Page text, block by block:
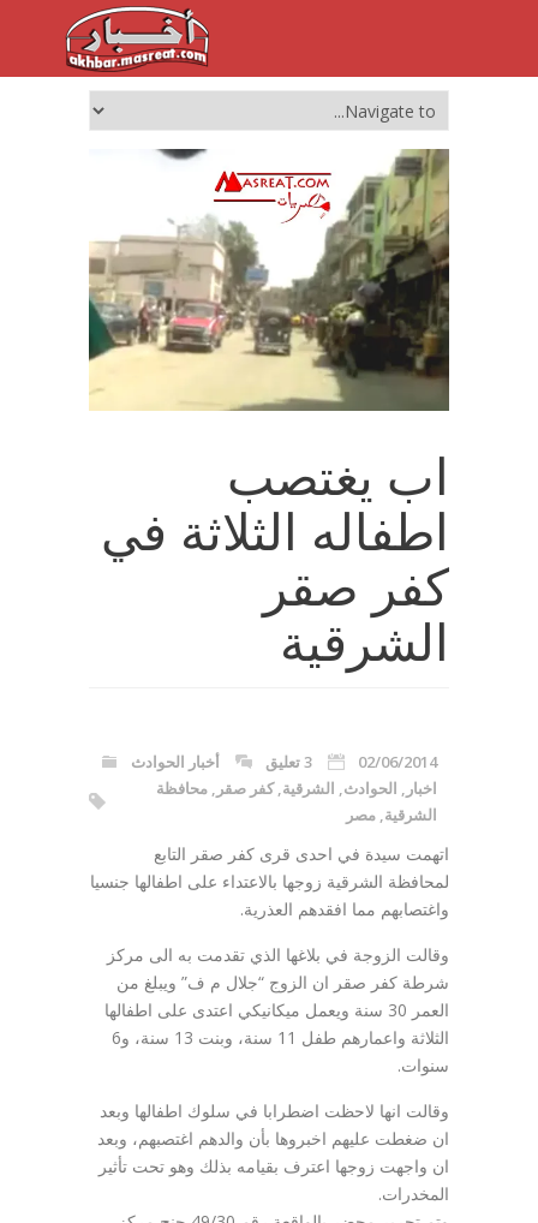
اب يغتصب
اطفاله الثلاثة في
كفر صقر
الشرقية
02/06/2014 3 تعليق
أخبار الحوادث
اخبار , الحوادث, الشرقية,كفر صقر , محافظة
الشرقية, مصر
اتهمت سيدة في احدى قرى كفر صقر التابع
لمحافظة الشرقية زوجها بالاعتداء على اطفالها جنسيا
واغتصابهم مما افقدهم العذرية.
وقالت الزوجة في بلاغها الذي تقدمت به الى مركز
شرطة كفر صقر ان الزوج “جلال م ف” ويبلغ من
العمر 30 سنة ويعمل ميكانيكي اعتدى على اطفالها
الثلاثة واعمارهم طفل 11 سنة، وبنت 13 سنة، و6
سنوات.
وقالت انها لاحظت اضطرابا في سلوك اطفالها وبعد
ان ضغطت عليهم اخبروها بأن والدهم اغتصبهم، وبعد
ان واجهت زوجها اعترف بقيامه بذلك وهو تحت تأثير
المخدرات.